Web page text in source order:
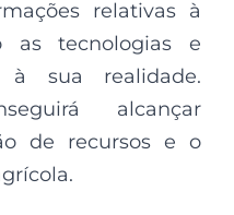
relativas à
as tecnologias e
à sua realidade.
alcançar
de recursos e o